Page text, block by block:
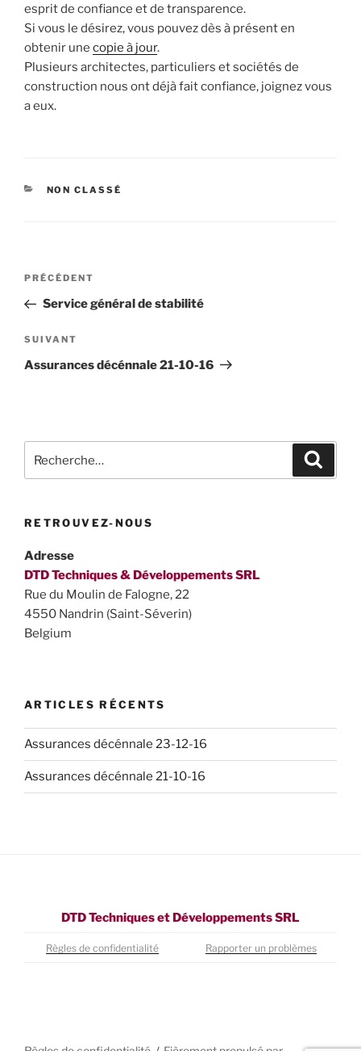
esprit de confiance et de transparence.
Si vous le désirez, vous pouvez dès à présent en
obtenir une copie à jour.
Plusieurs architectes, particuliers et sociétés de
construction nous ont déjà fait confiance, joignez vous
a eux.
CATÉGORIES
NON CLASSÉ
Navigation
l’article
Article
précédent
PRÉCÉDENT
Service général de stabilité
Article
suivant
SUIVANT
Assurances décénnale 21-10-16
pour
RETROUVEZ-NOUS
Adresse
DTD Techniques & Développements SRL
Rue du Moulin de Falogne, 22
4550 Nandrin (Saint-Séverin)
Belgium
ARTICLES RÉCENTS
Assurances décénnale 23-12-16
Assurances décénnale 21-10-16
DTD Techniques et Développements SRL
Règles de confidentialité Rapporter un problèmes